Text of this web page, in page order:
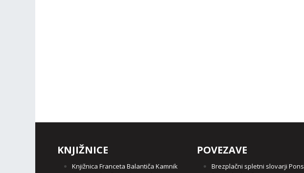
KNJIŽNICE
Knjižnica Franceta Balantiča Kamnik
POVEZAVE
Brezplačni spletni slovarji Pons